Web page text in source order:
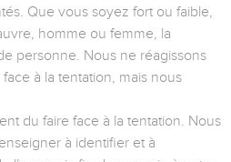
Que vous soyez fort ou faible,
homme ou femme, la
personne. Nous ne réagissons
à la tentation, mais nous
du faire face à la tentation. Nous
à identifier et à